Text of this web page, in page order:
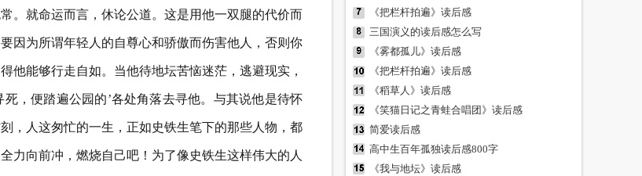
。就命运而言，休论公道。这是用他一双腿的代价而
因为所谓年轻人的自尊心和骄傲而伤害他人，否则你
他能够行走自如。当他待地坛苦恼迷茫，逃避现实，
，便踏遍公园的’各处角落去寻他。与其说他是待怀
，人这匆忙的一生，正如史铁生笔下的那些人物，都
力向前冲，燃烧自己吧！为了像史铁生这样伟大的人
《把栏杆拍遍》读后感
三国演义的读后感怎么写
《雾都孤儿》读后感
《把栏杆拍遍》读后感
《稻草人》读后感
《笑猫日记之青蛙合唱团》读后感
简爱读后感
高中生百年孤独读后感800字
《我与地坛》读后感